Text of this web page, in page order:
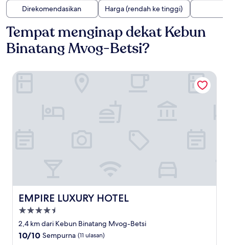
Direkomendasikan
Harga (rendah ke tinggi)
Tempat menginap dekat Kebun
Binatang Mvog-Betsi?
EMPIRE LUXURY HOTEL
EMPIRE LUXURY HOTEL
Properti
bintang
4.5
2,4 km dari Kebun Binatang Mvog-Betsi
10.0
10/10 Sempurna (11 ulasan)
EMPIRE LUXURY HOTEL